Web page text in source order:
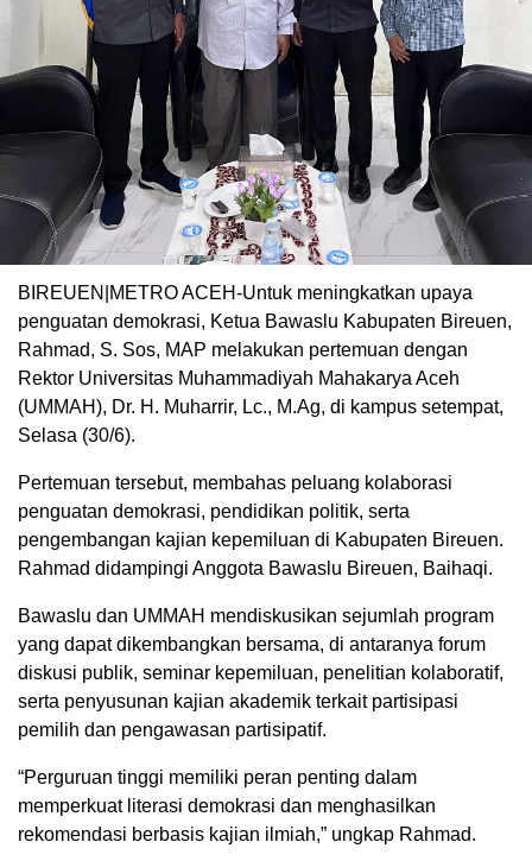
BIREUEN|METRO ACEH-Untuk meningkatkan upaya
penguatan demokrasi, Ketua Bawaslu Kabupaten Bireuen,
Rahmad, S. Sos, MAP melakukan pertemuan dengan
Rektor Universitas Muhammadiyah Mahakarya Aceh
(UMMAH), Dr. H. Muharrir, Lc., M.Ag, di kampus setempat,
Selasa (30/6).
Pertemuan tersebut, membahas peluang kolaborasi
penguatan demokrasi, pendidikan politik, serta
pengembangan kajian kepemiluan di Kabupaten Bireuen.
Rahmad didampingi Anggota Bawaslu Bireuen, Baihaqi.
Bawaslu dan UMMAH mendiskusikan sejumlah program
yang dapat dikembangkan bersama, di antaranya forum
diskusi publik, seminar kepemiluan, penelitian kolaboratif,
serta penyusunan kajian akademik terkait partisipasi
pemilih dan pengawasan partisipatif.
“Perguruan tinggi memiliki peran penting dalam
memperkuat literasi demokrasi dan menghasilkan
rekomendasi berbasis kajian ilmiah,” ungkap Rahmad.